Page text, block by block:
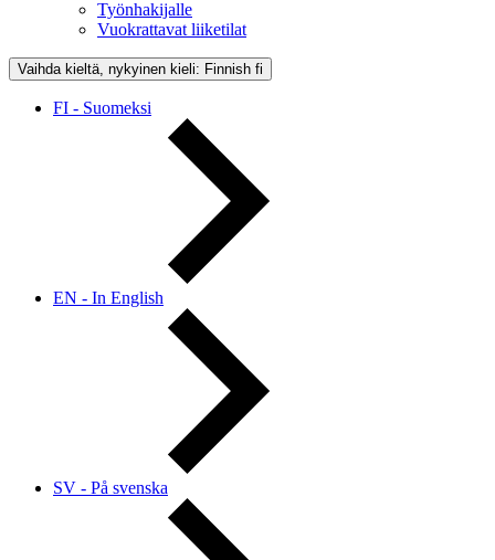
Työnhakijalle
Vuokrattavat liiketilat
Vaihda kieltä, nykyinen kieli: Finnish fi
FI - Suomeksi
EN - In English
SV - På svenska